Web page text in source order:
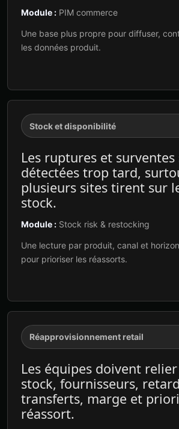
Module : PIM commerce
Une base plus propre pour diffuser,
les données produit.
Stock et disponibilité
Les ruptures et
détectées trop tard,
plusieurs sites tirent sur
stock.
Module : Stock risk & restocking
Une lecture par produit, canal et
pour prioriser les réassorts.
Réapprovisionnement retail
Les équipes doivent
stock, fournisseurs,
transferts, marge et
réassort.